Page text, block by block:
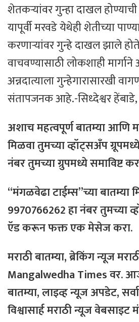
शेतकऱ्यांवर गुन्हा दाखल
यापूर्वी मरवडे येथेही शेतीच्या
करणाऱ्यांवर गुन्हे दाखल झाले
वाचवण्यासाठी लोकशाही
अन्नदात्याला गुन्हेगारासारखी
संतापजनक आहे.-सिध्देश्वर
अशाच महत्वपूर्ण बातम्या आणि
मिळवा तुमच्या व्हॉट्सअँप
नंबरतुमच्याग्रुपमध्येसमाविष्ट
“मंगळवेढा टाईम्स”च्या बातम्या
9970766262 हा नंबर तुमच्या
ऍडकरून फक्तएकमेसेज करा.
मराठीबातम्या,ब्रेकिंगन्यूज
Mangalwedha Timesवर.
बातम्या, लाइव्ह न्यूज अपडेट,
विश्वासार्ह मराठी न्यूज